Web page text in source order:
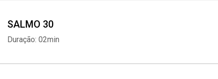
SALMO 30
Duração: 02min